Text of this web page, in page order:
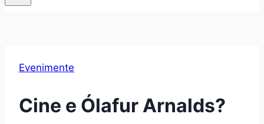
Evenimente
Cine e Ólafur Arnalds?